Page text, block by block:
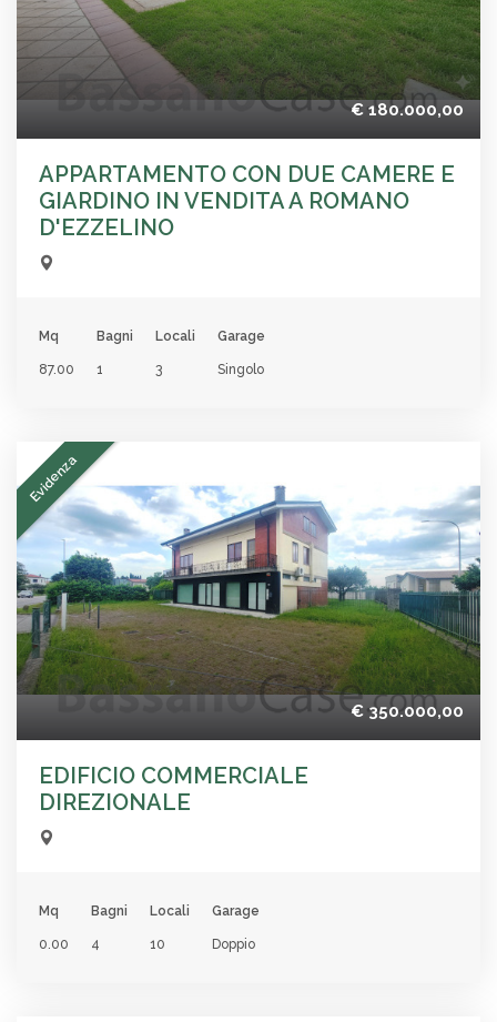
€ 180.000,00
APPARTAMENTO CON DUE CAMERE E
GIARDINO IN VENDITA A ROMANO
D'EZZELINO
Mq
87.00
Bagni
1
Locali
3
Garage
Singolo
Evidenza
€ 350.000,00
EDIFICIO COMMERCIALE
DIREZIONALE
Mq
0.00
Bagni
4
Locali
10
Garage
Doppio